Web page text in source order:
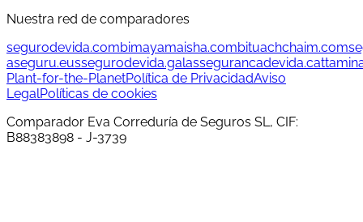
Nuestra red de comparadores
segurodevida.combimayamaisha.combituachchaim.com
aseguru.eussegurodevida.galassegurancadevida.cat
Plant-for-the-PlanetPolítica de PrivacidadAviso
LegalPolíticas de cookies
Comparador Eva Correduría de Seguros SL, CIF:
B88383898 - J-3739